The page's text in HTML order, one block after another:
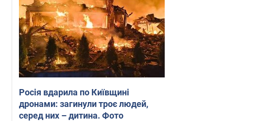
Росія вдарила по Київщині
дронами: загинули троє людей,
серед них – дитина. Фото